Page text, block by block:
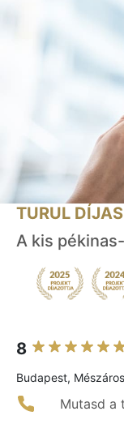
TURUL
A kis
8
Budapest,
Mutasd a